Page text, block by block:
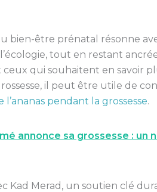
bien-être prénatal résonne
tout en restant
qui souhaitent en savoir
il peut être utile de
l’ananas pendant la grossesse.
annonce sa grossesse : un
Kad Merad, un soutien clé